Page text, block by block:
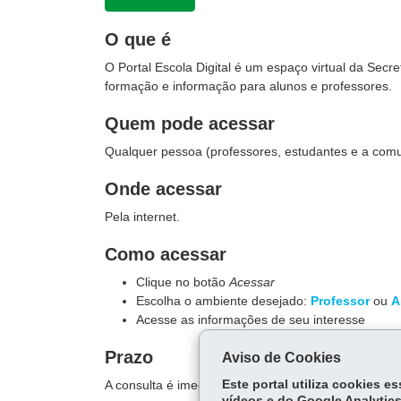
O que é
O Portal Escola Digital é um espaço virtual da
formação e informação para alunos e professores.
Quem pode acessar
Qualquer pessoa (professores, estudantes e a
Onde acessar
Pela internet.
Como acessar
Clique no botão Acessar
Escolha o ambiente desejado: Professorou
Acesse as informações de seu interesse
Prazo
A consulta é imediata.
Aviso de Cookies
Este portal utiliza cookies